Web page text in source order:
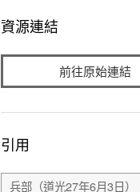
資源連結
前往原始連結
引用